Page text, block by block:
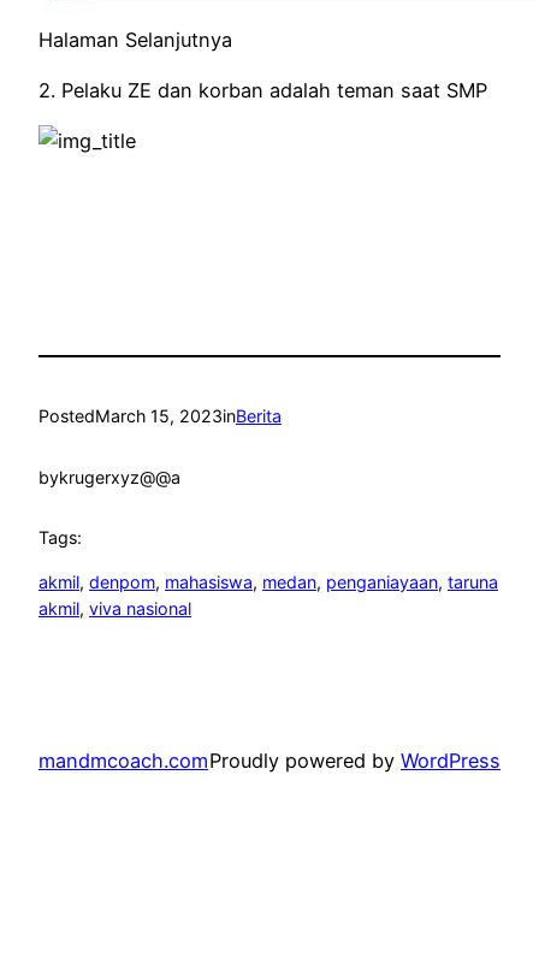
Halaman Selanjutnya
2. Pelaku ZE dan korban adalah teman saat SMP
PostedMarch 15, 2023inBerita
bykrugerxyz@@a
Tags:
akmil, denpom, mahasiswa, medan, penganiayaan, taruna
akmil, viva nasional
mandmcoach.comProudly powered by WordPress